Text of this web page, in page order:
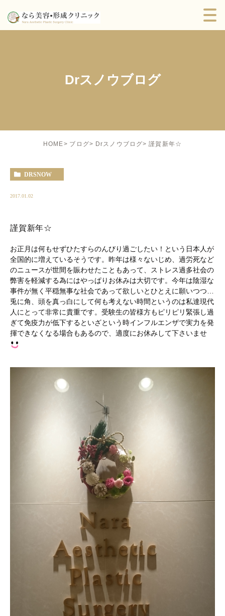
Drスノウブログ
HOME ブログ Drスノウブログ 謹賀新年☆
DRSNOW
2017.01.02
謹賀新年☆
お正月は何もせずひたすらのんびり過ごしたい！という日本人が
全国的に増えているそうです。昨年は様々ないじめ、過労死など
のニュースが世間を賑わせたこともあって、ストレス過多社会の
弊害を軽減する為にはやっぱりお休みは大切です。今年は陰湿な
事件が無く平穏無事な社会であって欲しいとひとえに願いつつ…
兎に角、頭を真っ白にして何も考えない時間というのは私達現代
人にとって非常に貴重です。受験生の皆様方もピリピリ緊張し過
ぎて免疫力が低下するといざという時インフルエンザで実力を発
揮できなくなる場合もあるので、適度にお休みして下さいませ